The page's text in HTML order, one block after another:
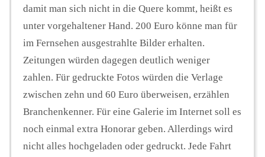
damit man sich nicht in die Quere kommt, heißt es
unter vorgehaltener Hand. 200 Euro könne man für
im Fernsehen ausgestrahlte Bilder erhalten.
Zeitungen würden dagegen deutlich weniger
zahlen. Für gedruckte Fotos würden die Verlage
zwischen zehn und 60 Euro überweisen, erzählen
Branchenkenner. Für eine Galerie im Internet soll es
noch einmal extra Honorar geben. Allerdings wird
nicht alles hochgeladen oder gedruckt. Jede Fahrt